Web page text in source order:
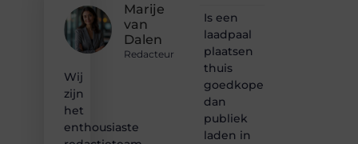
Marije
van
Dalen
Redacteur
Wij
zijn
het
enthousiaste
Is een
laadpaal
plaatsen
thuis
goedkoper
dan
publiek
laden in